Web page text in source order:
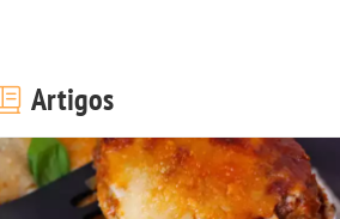
Artigos